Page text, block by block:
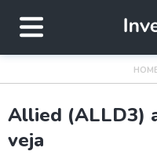
Allied (ALLD3)
veja